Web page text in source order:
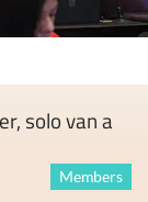
solo van a
Members